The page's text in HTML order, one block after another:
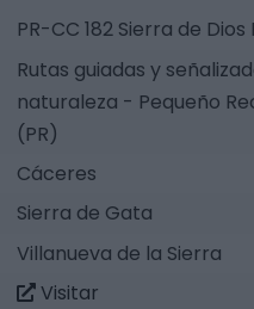
PR-CC 182 Sierra de Dios
Rutas guiadas y
naturaleza - Pequeño
(PR)
Cáceres
Sierra de Gata
Villanueva de la Sierra
Visitar